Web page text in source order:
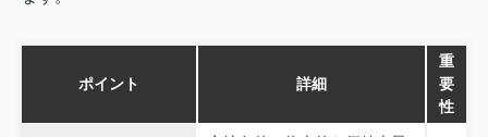
ポイント 詳細
重
要
性